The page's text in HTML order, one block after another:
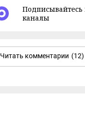
каналы
Читать комментарии (12)